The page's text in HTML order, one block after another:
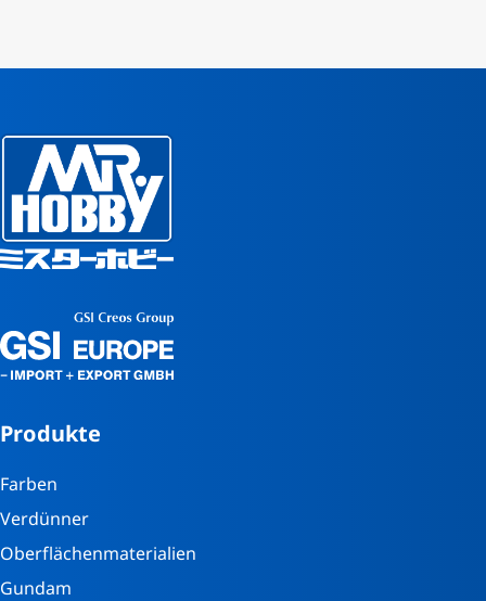
Produkte
Farben
Verdünner
Oberflächenmaterialien
Gundam